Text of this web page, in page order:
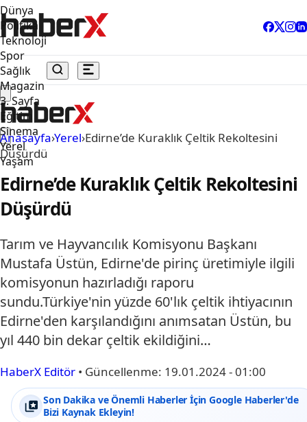
Dünya
Politika
Teknoloji
Spor
Sağlık
Magazin
3. Sayfa
Eğitim
Sinema
Yerel
Yaşam
Anasayfa›Yerel›Edirne’de Kuraklık Çeltik Rekoltesini
Düşürdü
Edirne’de Kuraklık Çeltik Rekoltesini
Düşürdü
Tarım ve Hayvancılık Komisyonu Başkanı
Mustafa Üstün, Edirne'de pirinç üretimiyle ilgili
komisyonun hazırladığı raporu
sundu.Türkiye'nin yüzde 60'lık çeltik ihtiyacının
Edirne'den karşılandığını anımsatan Üstün, bu
yıl 440 bin dekar çeltik ekildiğini…
HaberX Editör • Güncellenme: 19.01.2024 - 01:00
Son Dakika ve Önemli Haberler İçin Google Haberler'de
Bizi Kaynak Ekleyin!